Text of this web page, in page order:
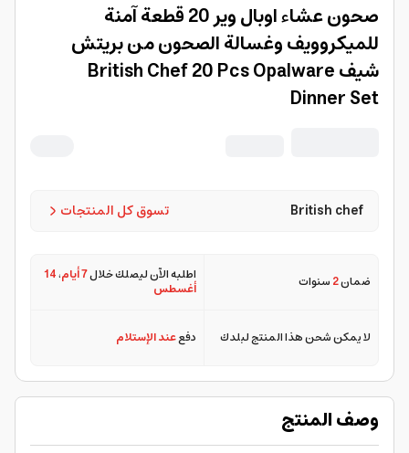
صحون عشاء اوبال وير 20 قطعة آمنة
للميكروويف وغسالة الصحون من بريتش
شيف British Chef 20 Pcs Opalware
Dinner Set
تسوق كل المنتجات British chef
ضمان2سنوات اطلبه الآن ليصلك خلال7 أيام ،14
أغسطس
لا يمكن شحن هذا المنتج لبلدك دفععند الإستلام
وصف المنتج